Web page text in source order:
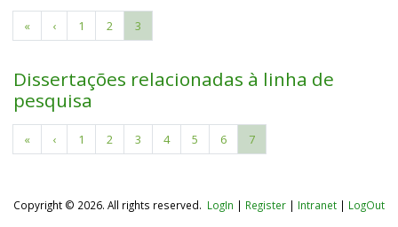
Paginação
Primeira
página
«
Página
anterior
‹ Page
1 Page
2
Página
atual
3
Dissertações relacionadas à linha de
pesquisa
Paginação
Primeira
página
«
Página
anterior
‹ Page
1 Page
2 Page
3 Page
4 Page
5 Page
6
Página
atual
7
Copyright © 2026. All rights reserved. LogIn | Register | Intranet | LogOut